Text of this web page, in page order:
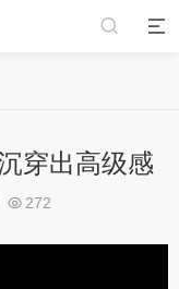
穿出高级感
272